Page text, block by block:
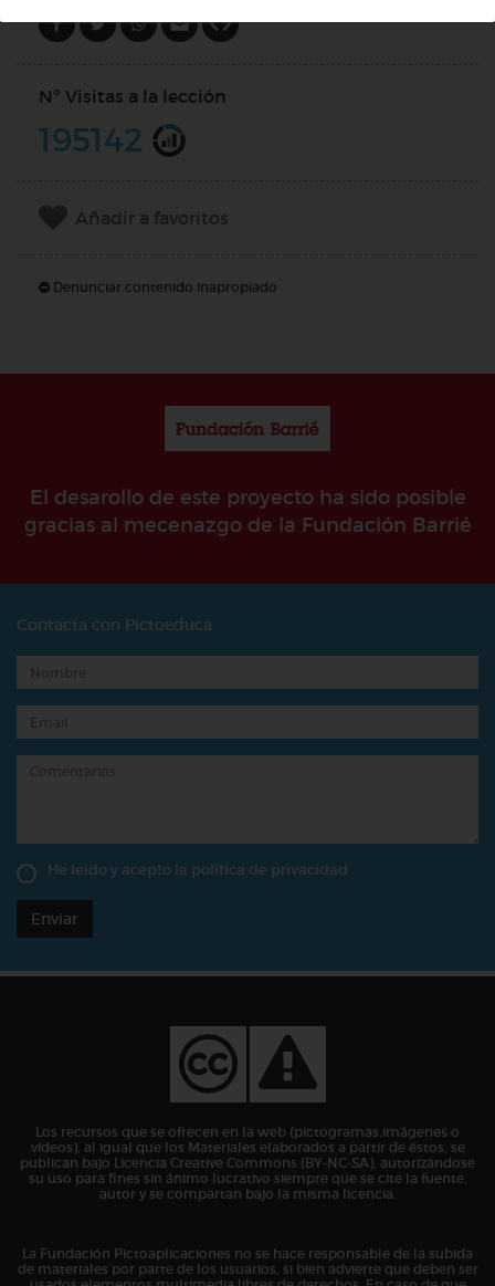
Nº Visitas a la lección
195142
Añadir a favoritos
Denunciar contenido inapropiado
El desarollo de este proyecto ha sido posible
gracias al mecenazgo de la Fundación Barrié
Contacta con Pictoeduca
He leído y acepto la política de privacidad
Enviar
Los recursos que se ofrecen en la web (pictogramas,imágenes o
vídeos), al igual que los Materiales elaborados a partir de éstos, se
publican bajo Licencia Creative Commons (BY-NC-SA), autorizándose
su uso para fines sin ánimo lucrativo siempre que se cite la fuente,
autor y se compartan bajo la misma licencia.
La Fundación Pictoaplicaciones no se hace responsable de la subida
de materiales por parte de los usuarios, si bien advierte que deben ser